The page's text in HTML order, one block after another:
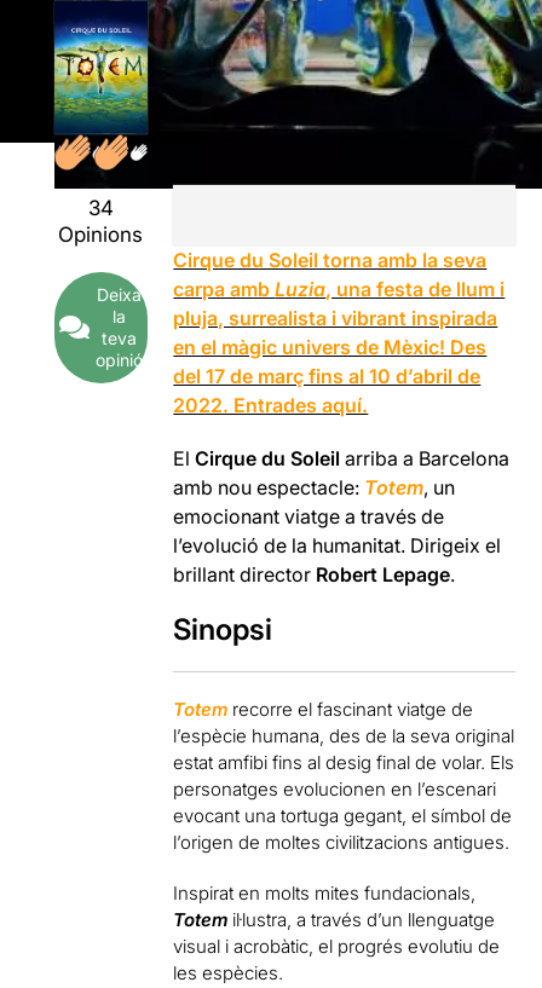
34
Opinions
Deixa
la
teva
opinió
Cirque du Soleil torna amb la seva
carpa ambLuzia, una festa de llum i
pluja, surrealista i vibrant inspirada
en el màgic univers de Mèxic! Des
del 17 de març fins al 10 d’abril de
2022. Entrades aquí.
ElCirque du Soleil arriba a Barcelona
amb nou espectacle: Totem, un
emocionant viatge a través de
l’evolució de la humanitat. Dirigeix el
brillant director Robert Lepage.
Sinopsi
Totem recorre el fascinant viatge de
l’espècie humana, des de la seva original
estat amfibi fins al desig final de volar. Els
personatges evolucionen en l’escenari
evocant una tortuga gegant, el símbol de
l’origen de moltes civilitzacions antigues.
Inspirat en molts mites fundacionals,
Totem il·lustra, a través d’un llenguatge
visual i acrobàtic, el progrés evolutiu de
les espècies.